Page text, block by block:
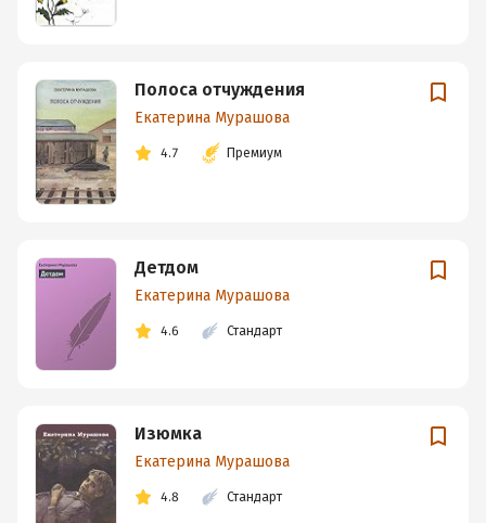
Полоса отчуждения
Екатерина Мурашова
4.7 Премиум
Детдом
Екатерина Мурашова
4.6 Стандарт
Изюмка
Екатерина Мурашова
4.8 Стандарт